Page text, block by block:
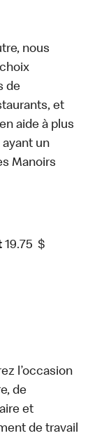
nous
de
et
aide à plus
un
Manoirs
19.75 $
l’occasion
de
et
de travail